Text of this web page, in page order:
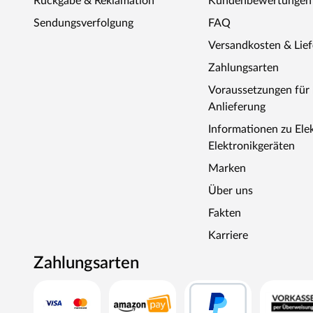
angeschlossen werden. Ausnahme: 230 Volt Plug-&-
Ofen zur Wand und vom Ofen zum Ofenschutz müssen
muss die Höhe des Ofenschutzes angepasst werden.
Sendungsverfolgung
FAQ
Versandkosten &
Zahlungsarten
Voraussetzungen für
Anlieferung
Informationen zu
Elektronikgeräten
Marken
Über uns
Fakten
Karriere
Zahlungsarten